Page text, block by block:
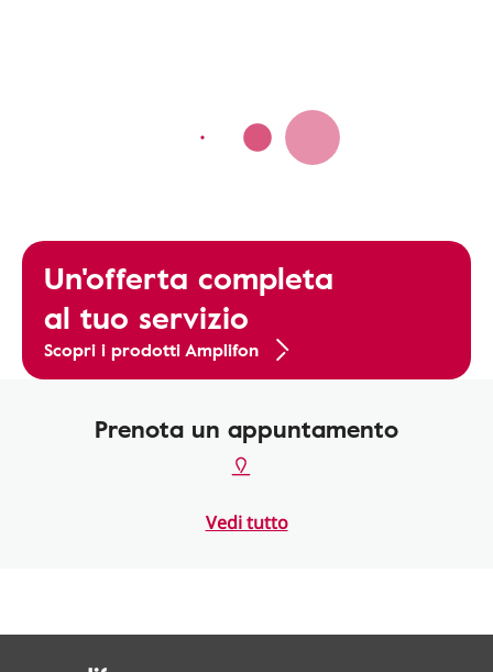
Un'offerta completa
al tuo servizio
Scopri i prodotti Amplifon
Prenota un appuntamento
Vedi tutto